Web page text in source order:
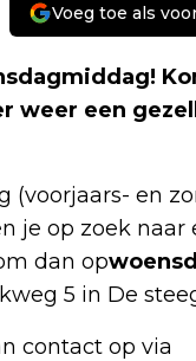
Voeg toe als
weer een
en
je op zoek
dan op
5 in De
contact op via